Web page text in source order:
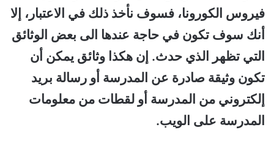
فيروس الكورونا، فسوف نأخذ ذلك في الاعتبار، إلا
أنك سوف تكون في حاجة عندها الى بعض الوثائق
التي تظهر الذي حدث. إن هكذا وثائق يمكن أن
تكون وثيقة صادرة عن المدرسة أو رسالة بريد
إلكتروني من المدرسة أو لقطات من معلومات
المدرسة على الويب.